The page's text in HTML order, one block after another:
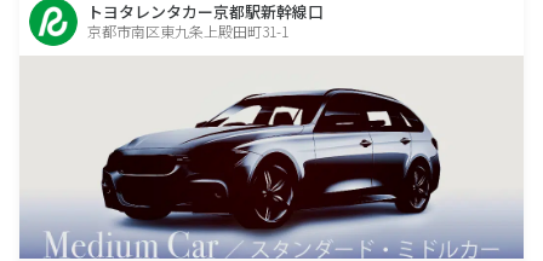
トヨタレンタカー京都駅新幹線口
京都市南区東九条上殿田町31-1